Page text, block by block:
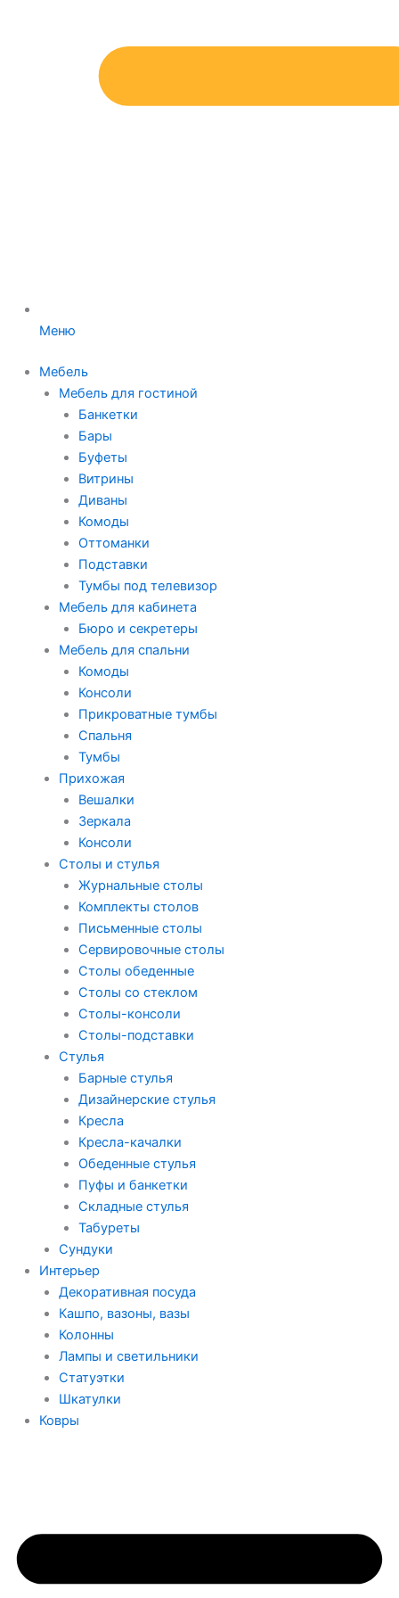
Меню
Мебель
Мебель для гостиной
Банкетки
Бары
Буфеты
Витрины
Диваны
Комоды
Оттоманки
Подставки
Тумбы под телевизор
Мебель для кабинета
Бюро и секретеры
Мебель для спальни
Комоды
Консоли
Прикроватные тумбы
Спальня
Тумбы
Прихожая
Вешалки
Зеркала
Консоли
Столы и стулья
Журнальные столы
Комплекты столов
Письменные столы
Сервировочные столы
Столы обеденные
Столы со стеклом
Столы-консоли
Столы-подставки
Стулья
Барные стулья
Дизайнерские стулья
Кресла
Кресла-качалки
Обеденные стулья
Пуфы и банкетки
Складные стулья
Табуреты
Сундуки
Интерьер
Декоративная посуда
Кашпо, вазоны, вазы
Колонны
Лампы и светильники
Статуэтки
Шкатулки
Ковры